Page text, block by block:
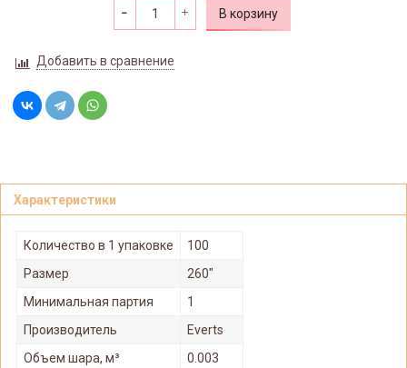
В корзину
Добавить в сравнение
Характеристики
Количество в 1 упаковке
100
Размер
260"
Минимальная партия
1
Производитель
Everts
Объем шара, м³
0.003